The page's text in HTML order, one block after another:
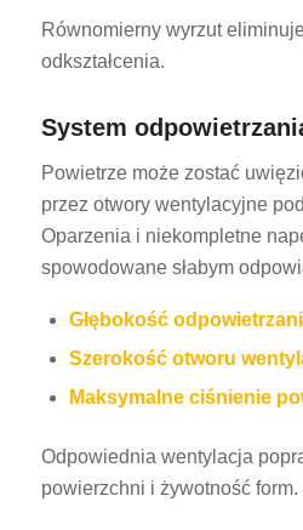
Równomierny wyrzut
odkształcenia.
System
Powietrze może zostać
przez otwory wentylacyjne
Oparzenia i niekompletne
spowodowane słabym
Głębokość
Szerokość otworu
Maksymalne ciśnienie
Odpowiednia wentylacja
powierzchni i żywotność form.